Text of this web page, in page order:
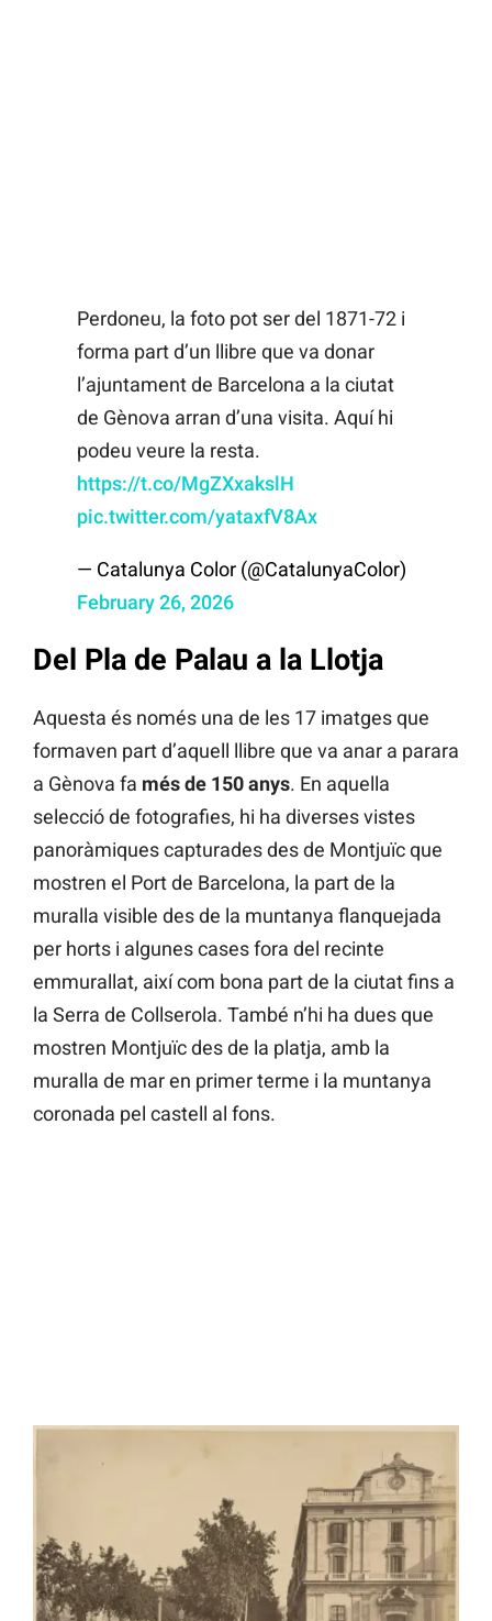
Perdoneu, la foto pot ser del 1871-72 i
forma part d’un llibre que va donar
l’ajuntament de Barcelona a la ciutat
de Gènova arran d’una visita. Aquí hi
podeu veure la resta.
https://t.co/MgZXxakslH
pic.twitter.com/yataxfV8Ax
— Catalunya Color (@CatalunyaColor)
February 26, 2026
Del Pla de Palau a la Llotja
Aquesta és només una de les 17 imatges que
formaven part d’aquell llibre que va anar a parara
a Gènova fa més de 150 anys. En aquella
selecció de fotografies, hi ha diverses vistes
panoràmiques capturades des de Montjuïc que
mostren el Port de Barcelona, la part de la
muralla visible des de la muntanya flanquejada
per horts i algunes cases fora del recinte
emmurallat, així com bona part de la ciutat fins a
la Serra de Collserola. També n’hi ha dues que
mostren Montjuïc des de la platja, amb la
muralla de mar en primer terme i la muntanya
coronada pel castell al fons.